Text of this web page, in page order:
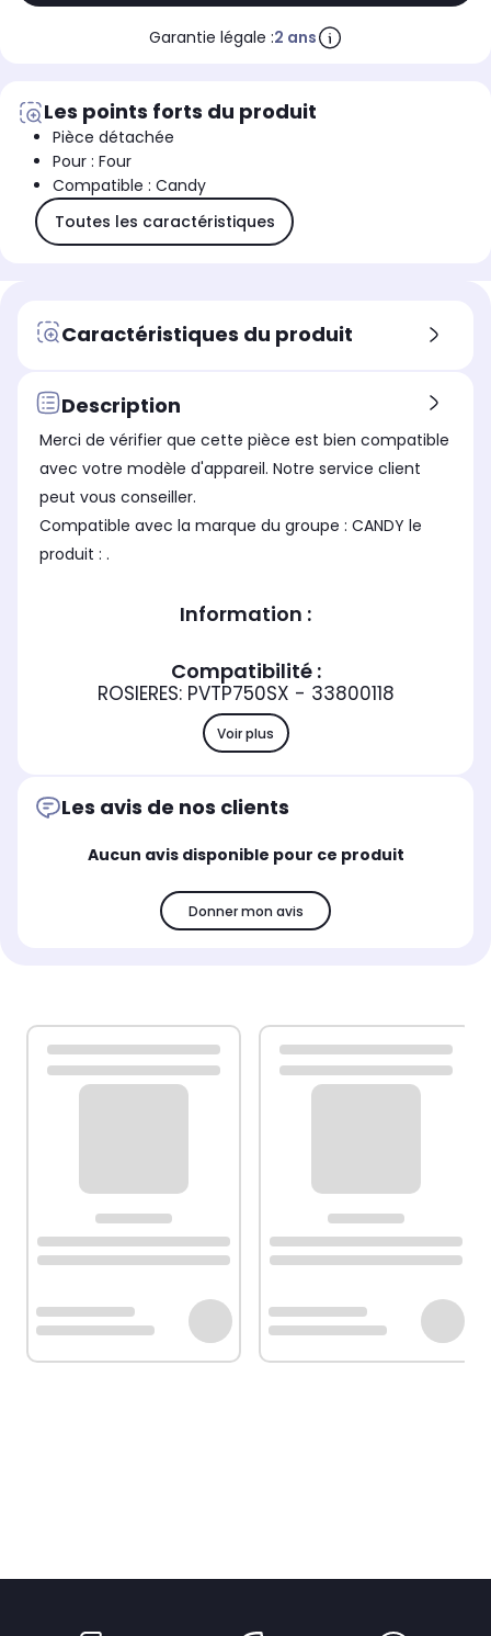
Garantie légale :2 ans
Les points forts du produit
Pièce détachée
Pour : Four
Compatible : Candy
Toutes les caractéristiques
Caractéristiques du produit
Description
Merci de vérifier que cette pièce est bien compatible
avec votre modèle d'appareil. Notre service client
peut vous conseiller.
Compatible avec la marque du groupe : CANDY le
produit : .
Information :
Compatibilité :
ROSIERES: PVTP750SX - 33800118
Voir plus
Les avis de nos clients
Aucun avis disponible pour ce produit
Donner mon avis